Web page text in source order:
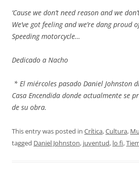
‘Cause we don’t need reason and we
We’ve got feeling and we’re dang proud
Speeding motorcycle…
Dedicado a Nacho
* El miércoles pasado Daniel Johnston
Casa Encendida donde actualmente se
de su obra.
This entry was posted in Crítica,Cultura,
tagged Daniel Johnston, juventud, lo fi,